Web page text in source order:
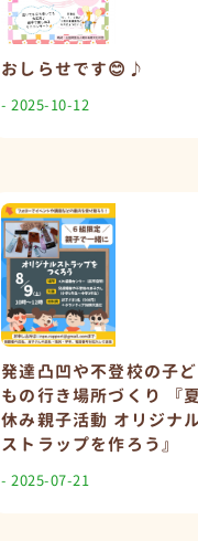
おしらせです😊♪
- 2025-10-12
発達凸凹や不登校の子ど
もの行き場所づくり 『夏
休み親子活動 オリジナ
ストラップを作ろう』
- 2025-07-21